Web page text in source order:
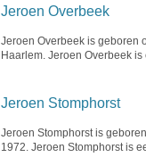
Jeroen Overbeek
Jeroen Overbeek is geboren
Haarlem. Jeroen Overbeek
Jeroen Stomphorst
Jeroen Stomphorst is
1972. Jeroen Stomphorst is